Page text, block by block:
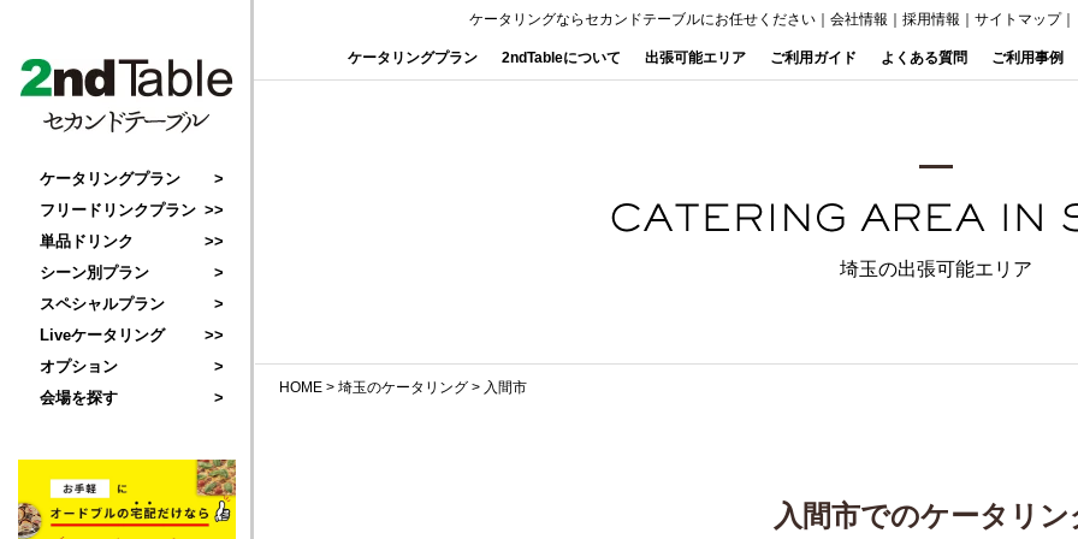
ケータリングならセカンドテーブルにお任せください 会社情報 採用情報 サイトマップ｜
ケータリングプラン 2ndTableについて 出張可能エリア ご利用ガイド よくある質問 ご利用事例
ケータリングプラン
フリードリンクプラン
単品ドリンク
シーン別プラン
スペシャルプラン
Liveケータリング
オプション
会場を探す
埼玉の出張可能エリア
HOME > 埼玉のケータリング > 入間市
入間市でのケータリン